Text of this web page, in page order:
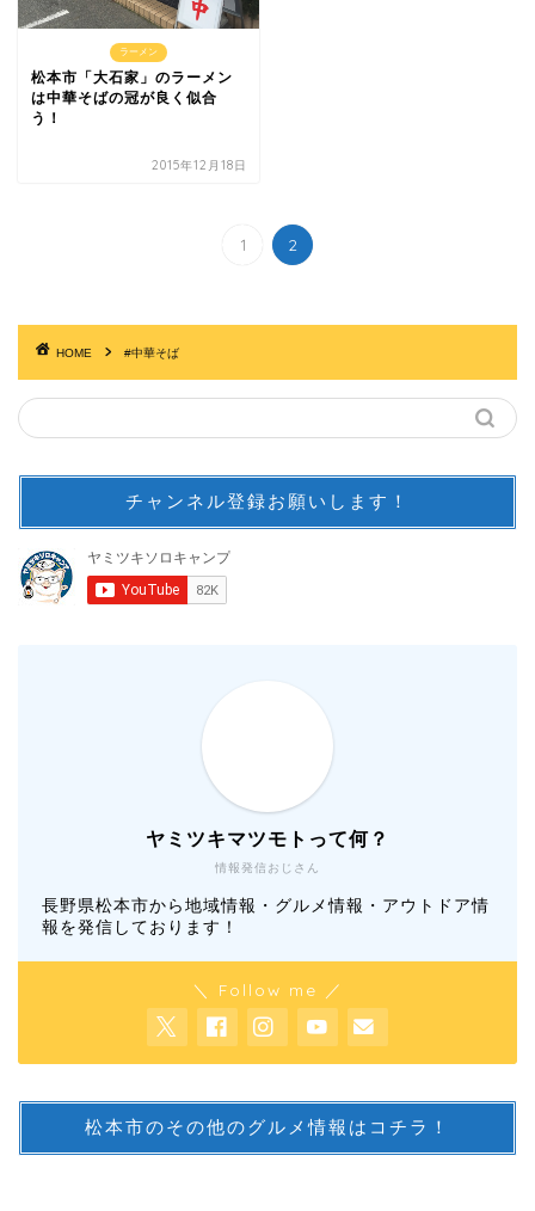
ラーメン
松本市「大石家」のラーメン
は中華そばの冠が良く似合
う！
2015年12月18日
1 2
HOME #中華そば
チャンネル登録お願いします！
情報発信おじさん
ヤミツキマツモトって何？
長野県松本市から地域情報・グルメ情報・アウトドア情
報を発信しております！
＼ Follow me ／
松本市のその他のグルメ情報はコチラ！